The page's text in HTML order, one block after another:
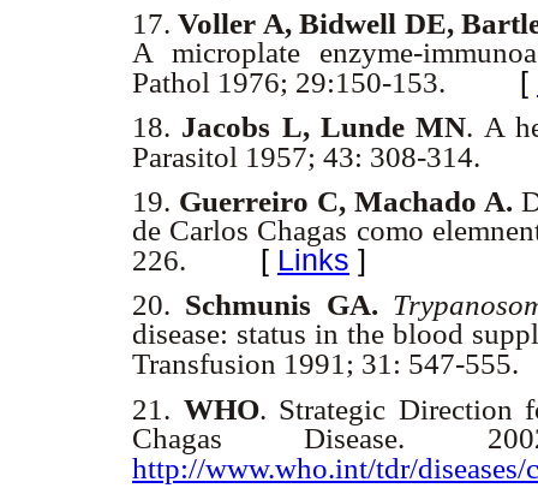
17.Voller A, Bidwell DE,
A microplate enzyme-
Pathol 1976; 29:150-153.
[
18. Jacobs L, Lunde MN. A
Parasitol 1957; 43: 308-314.
19. Guerreiro C, Machado A.
de Carlos Chagas como
226.
[ Links ]
20. Schmunis GA.
disease: status in the blood
Transfusion 1991; 31: 547-555.
21. WHO. Strategic Direction
Chagas Disease.
http://www.who.int/tdr/diseases/